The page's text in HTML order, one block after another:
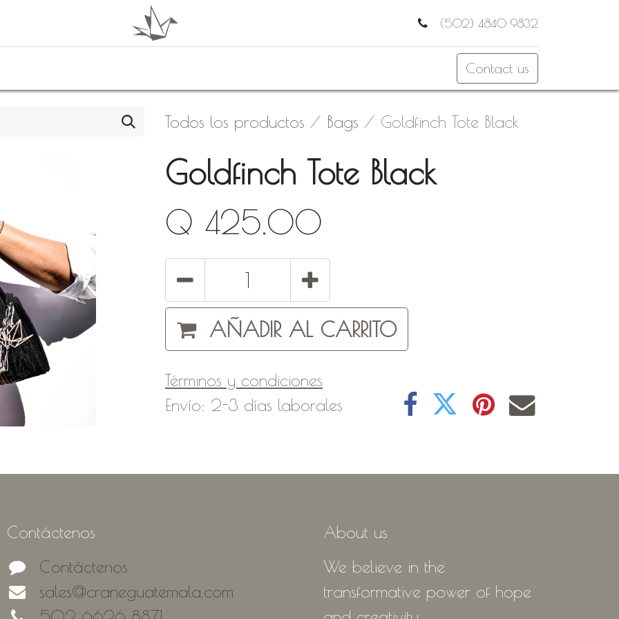
(502) 4840 9832
Contact us
Todos los productos Bags Goldfinch Tote Black
Goldfinch Tote Black
Q 425.00
AÑADIR AL CARRITO
Términos y condiciones
Envío: 2-3 días laborales
Contáctenos
Contáctenos
sales@craneguatemala.com
About us
We believe in the
transformative power of hope